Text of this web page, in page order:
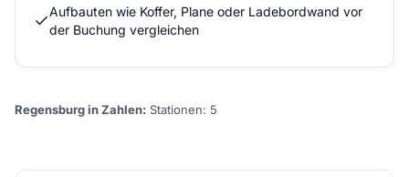
Aufbauten wie Koffer, Plane oder Ladebordwand vor
der Buchung vergleichen
Regensburg in Zahlen: Stationen: 5